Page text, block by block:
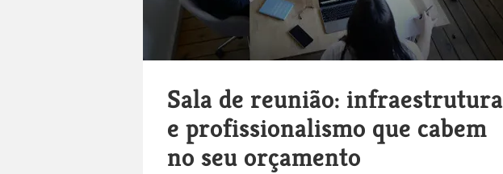
Sala de reunião: infraestrutura
e profissionalismo que cabem
no seu orçamento